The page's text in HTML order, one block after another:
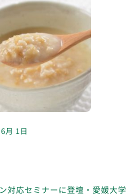
月 1日
対応セミナーに登壇・愛媛大学